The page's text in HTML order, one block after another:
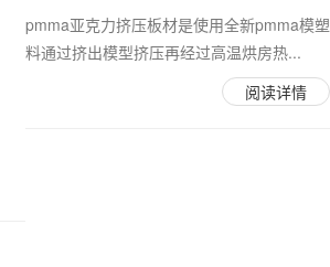
pmma亚克力挤压板材是使用全新pmma模塑
料通过挤出模型挤压再经过高温烘房热...
阅读详情